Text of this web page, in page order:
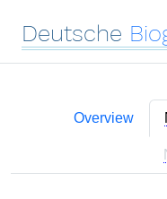
Deutsche
Overview